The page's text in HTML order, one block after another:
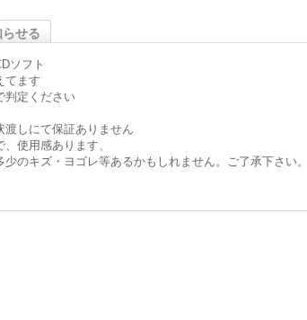
せる
ソフト
てます
判定ください
渡しにて保証ありません
使用感あります、
少のキズ・ヨゴレ等あるかもしれません。ご了承下さい。